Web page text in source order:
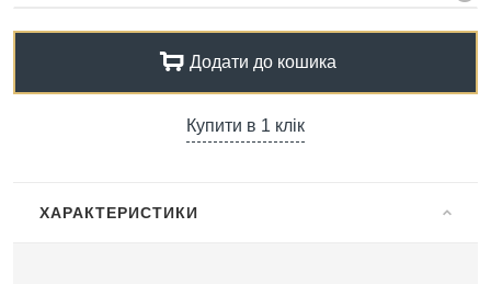
Додати до кошика
Купити в 1 клік
ХАРАКТЕРИСТИКИ